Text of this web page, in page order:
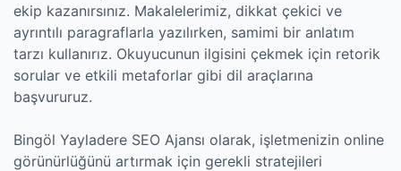
ekip kazanırsınız. Makalelerimiz, dikkat çekici ve
ayrıntılı paragraflarla yazılırken, samimi bir anlatım
tarzı kullanırız. Okuyucunun ilgisini çekmek için retorik
sorular ve etkili metaforlar gibi dil araçlarına
başvururuz.
Bingöl Yayladere SEO Ajansı olarak, işletmenizin online
görünürlüğünü artırmak için gerekli stratejileri